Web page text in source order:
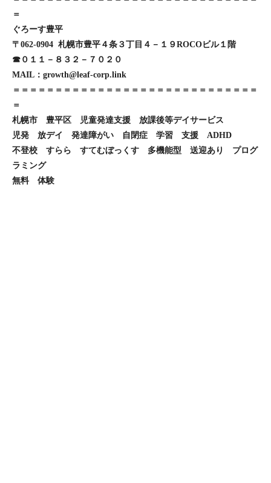
＝
ぐろーす豊平
〒062-0904 札幌市豊平４条３丁目４－１９ROCOビル１階
☎０１１－８３２－７０２０
MAIL：growth@leaf-corp.link
＝＝＝＝＝＝＝＝＝＝＝＝＝＝＝＝＝＝＝＝＝＝＝＝＝＝＝＝＝
＝
札幌市 豊平区 児童発達支援 放課後等デイサービス
児発 放デイ 発達障がい 自閉症 学習 支援 ADHD
不登校 すらら すてむぼっくす 多機能型 送迎あり プログ
ラミング
無料 体験